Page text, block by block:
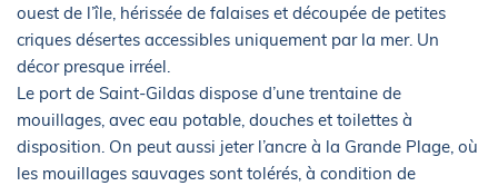
ouest de l’île, hérissée de falaises et découpée de petites
criques désertes accessibles uniquement par la mer. Un
décor presque irréel.
Le port de Saint-Gildas dispose d’une trentaine de
mouillages, avec eau potable, douches et toilettes à
disposition. On peut aussi jeter l’ancre à la Grande Plage, où
les mouillages sauvages sont tolérés, à condition de